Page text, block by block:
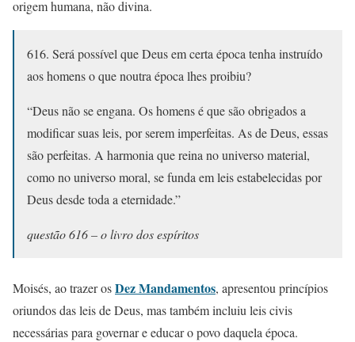
origem humana, não divina.
616. Será possível que Deus em certa época tenha instruído
aos homens o que noutra época lhes proibiu?
“Deus não se engana. Os homens é que são obrigados a
modificar suas leis, por serem imperfeitas. As de Deus, essas
são perfeitas. A harmonia que reina no universo material,
como no universo moral, se funda em leis estabelecidas por
Deus desde toda a eternidade.”
questão 616 – o livro dos espíritos
Moisés, ao trazer osDez Mandamentos, apresentou princípios
oriundos das leis de Deus, mas também incluiu leis civis
necessárias para governar e educar o povo daquela época.